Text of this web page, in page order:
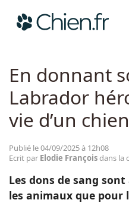
CHIEN.FR ACTUALITÉS
En donnant
Labrador
vie d’un
Publié le 04/09/2025 à 12h08
Ecrit par Elodie Françoisdans la
Les dons de sang
les animaux que pour